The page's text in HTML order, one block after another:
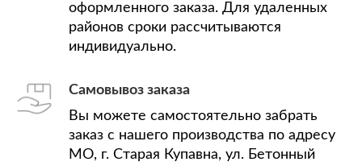
оформленного заказа. Для удаленных
районов сроки рассчитываются
индивидуально.
Самовывоз заказа
Вы можете самостоятельно забрать
заказ с нашего производства по адресу
МО, г. Старая Купавна, ул. Бетонный